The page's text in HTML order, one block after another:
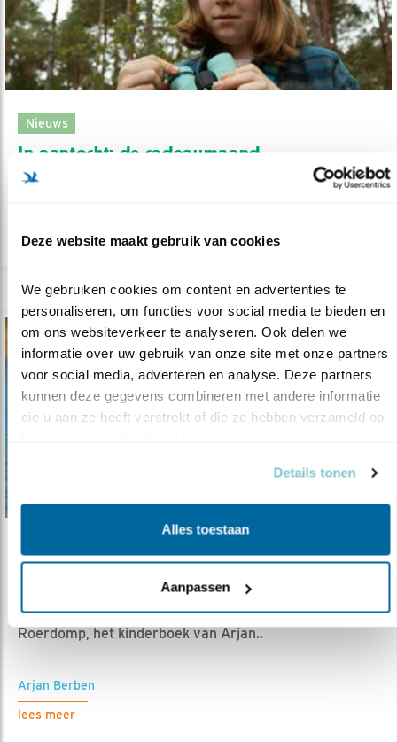
Deze website maakt gebruik van cookies
We gebruiken cookies om content en advertenties te
personaliseren, om functies voor social media te bieden en
om ons websiteverkeer te analyseren. Ook delen we
informatie over uw gebruik van onze site met onze partners
voor social media, adverteren en analyse. Deze partners
kunnen deze gegevens combineren met andere informatie
die u aan ze heeft verstrekt of die ze hebben verzameld op
Details tonen
Alles toestaan
Aanpassen
Nieuws
In aantocht: de cadeaumaand
30.10.24
lees meer
In gesprek met Arjan Dwarshuis
19.06.24Nieuwe Vogelboekenpodcast over Ronnie de
Roerdomp, het kinderboek van Arjan..
Arjan Berben
lees meer